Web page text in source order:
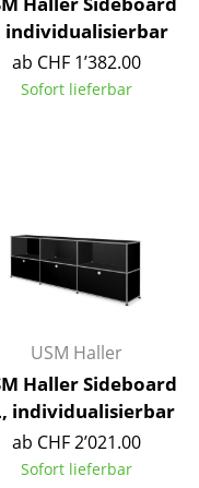
individualisierbar
ab CHF 1’382.00
Sofort lieferbar
USM Haller
Haller Sideboard
individualisierbar
ab CHF 2’021.00
Sofort lieferbar